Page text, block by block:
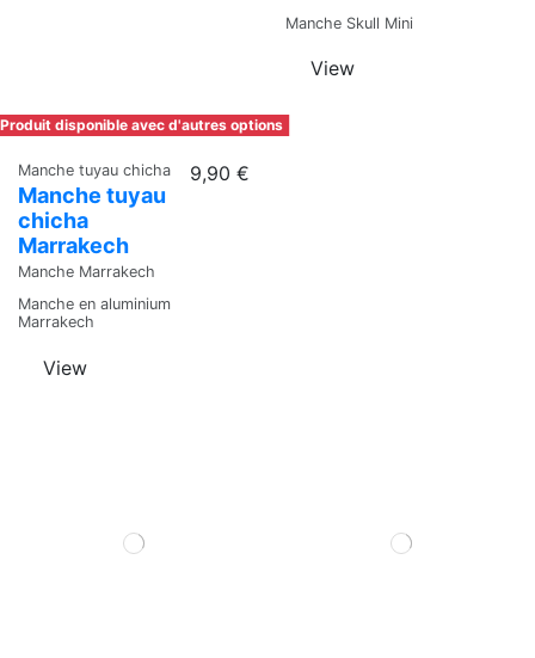
disponible avec d'autres options
Manche tuyau chicha
Manche tuyau
chicha
Marrakech
Manche Marrakech
9,90 €
Manche en aluminium
Marrakech
View
Manche Skull Mini
View